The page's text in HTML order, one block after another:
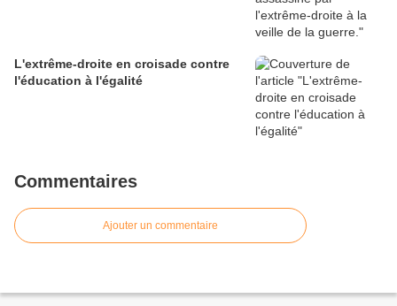
L'extrême-droite en croisade contre
l'éducation à l'égalité
Commentaires
Ajouter un commentaire